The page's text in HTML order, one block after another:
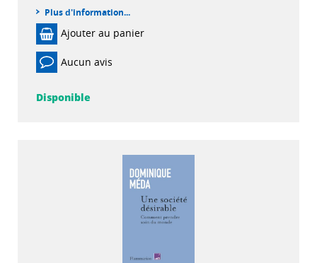
Plus d'information...
Ajouter au panier
Aucun avis
Disponible